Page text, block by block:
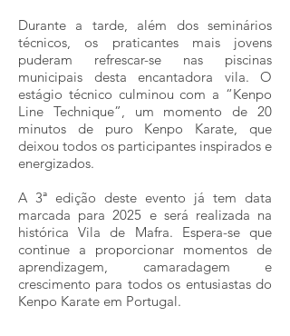
Durante a tarde, além dos seminários
técnicos, os praticantes mais jovens
puderam refrescar-se nas piscinas
municipais desta encantadora vila. O
estágio técnico culminou com a “Kenpo
Line Technique”, um momento de 20
minutos de puro Kenpo Karate, que
deixou todos os participantes inspirados e
energizados.
A 3ª edição deste evento já tem data
marcada para 2025 e será realizada na
histórica Vila de Mafra. Espera-se que
continue a proporcionar momentos de
aprendizagem, camaradagem e
crescimento para todos os entusiastas do
Kenpo Karate em Portugal.